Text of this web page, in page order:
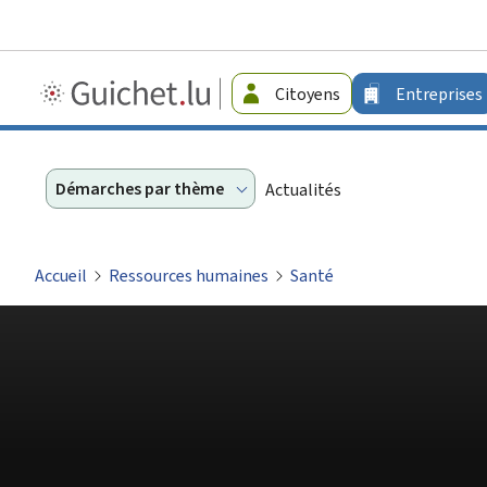
Guichet.lu
-
Citoyens Entreprises
Démarches par thème Actualités
Accueil Ressources humaines Santé